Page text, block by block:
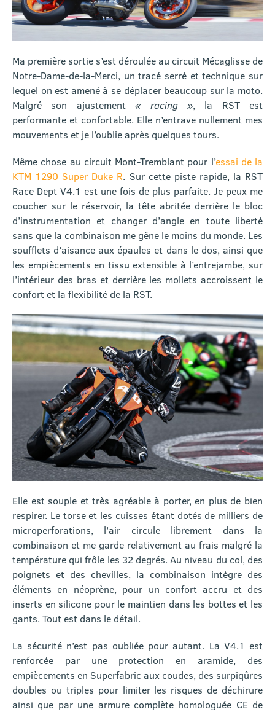
Ma première sortie s’est déroulée au circuit Mécaglisse de
Notre-Dame-de-la-Merci, un tracé serré et technique sur
lequel on est amené à se déplacer beaucoup sur la moto.
Malgré son ajustement« racing », la RST est
performante et confortable. Elle n’entrave nullement mes
mouvements et je l’oublie après quelques tours.
Même chose au circuit Mont-Tremblant pour l’essai de la
KTM 1290 Super Duke R. Sur cette piste rapide, la RST
Race Dept V4.1 est une fois de plus parfaite. Je peux me
coucher sur le réservoir, la tête abritée derrière le bloc
d’instrumentation et changer d’angle en toute liberté
sans que la combinaison me gêne le moins du monde. Les
soufflets d’aisance aux épaules et dans le dos, ainsi que
les empiècements en tissu extensible à l’entrejambe, sur
l’intérieur des bras et derrière les mollets accroissent le
confort et la flexibilité de la RST.
Elle est souple et très agréable à porter, en plus de bien
respirer. Le torse et les cuisses étant dotés de milliers de
microperforations, l’air circule librement dans la
combinaison et me garde relativement au frais malgré la
température qui frôle les 32 degrés. Au niveau du col, des
poignets et des chevilles, la combinaison intègre des
éléments en néoprène, pour un confort accru et des
inserts en silicone pour le maintien dans les bottes et les
gants. Tout est dans le détail.
La sécurité n’est pas oubliée pour autant. La V4.1 est
renforcée par une protection en aramide, des
empiècements en Superfabric aux coudes, des surpiqûres
doubles ou triples pour limiter les risques de déchirure
ainsi que par une armure complète homologuée CE de